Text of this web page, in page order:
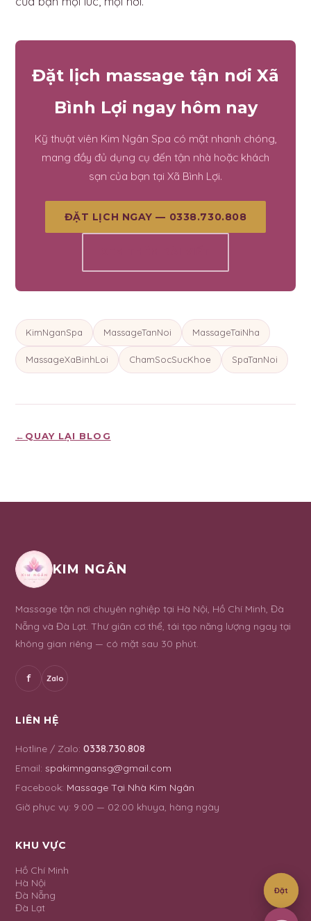
Đặt lịch massage tận nơi Xã
Bình Lợi ngay hôm nay
Kỹ thuật viên Kim Ngân Spa có mặt nhanh chóng,
mang đầy đủ dụng cụ đến tận nhà hoặc khách
sạn của bạn tại Xã Bình Lợi.
ĐẶT LỊCH NGAY — 0338.730.808
KimNganSpa MassageTanNoi MassageTaiNha
MassageXaBinhLoi ChamSocSucKhoe SpaTanNoi
← QUAY LẠI BLOG
KIM NGÂN
Massage tận nơi chuyên nghiệp tại Hà Nội, Hồ Chí Minh, Đà
Nẵng và Đà Lạt. Thư giãn cơ thể, tái tạo năng lượng ngay tại
không gian riêng — có mặt sau 30 phút.
f Zalo
LIÊN HỆ
Hotline / Zalo: 0338.730.808
Email: spakimngansg@gmail.com
Facebook: Massage Tại Nhà Kim Ngân
Giờ phục vụ: 9:00 — 02:00 khuya, hàng ngày
KHU VỰC
Hồ Chí Minh
Hà Nội
Đà Nẵng
Đà Lạt
Đặt